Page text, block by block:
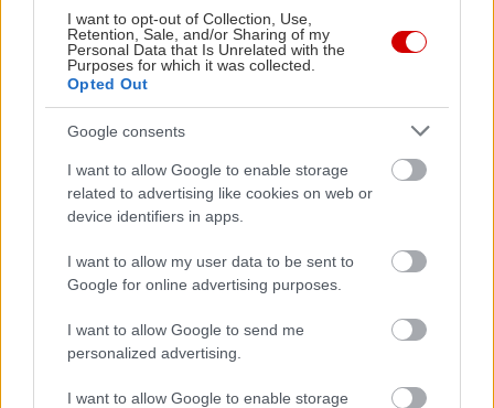
I want to opt-out of Collection, Use,
Retention, Sale, and/or Sharing of my
Personal Data that Is Unrelated with the
Purposes for which it was collected.
Opted Out
Google consents
I want to allow Google to enable storage
related to advertising like cookies on web or
device identifiers in apps.
I want to allow my user data to be sent to
Google for online advertising purposes.
I want to allow Google to send me
personalized advertising.
I want to allow Google to enable storage